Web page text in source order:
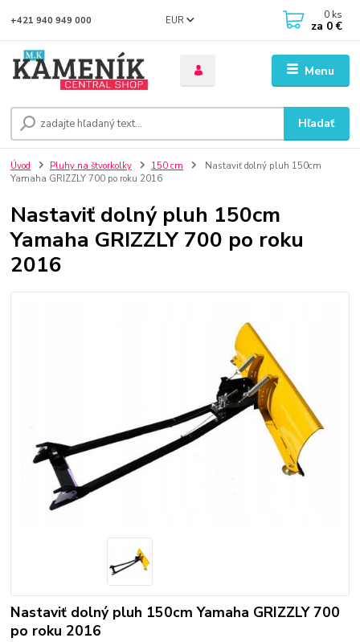
Menu
EUR
Hľadať
+421 940 949 000 0 ks
za 0 €
Úvod Pluhy na štvorkolky 150 cm
Nastaviť dolný pluh 150cm
Yamaha GRIZZLY 700 po roku 2016
Nastaviť dolný pluh 150cm
Yamaha GRIZZLY 700 po roku
2016
Nastaviť dolný pluh 150cm Yamaha GRIZZLY 700
po roku 2016